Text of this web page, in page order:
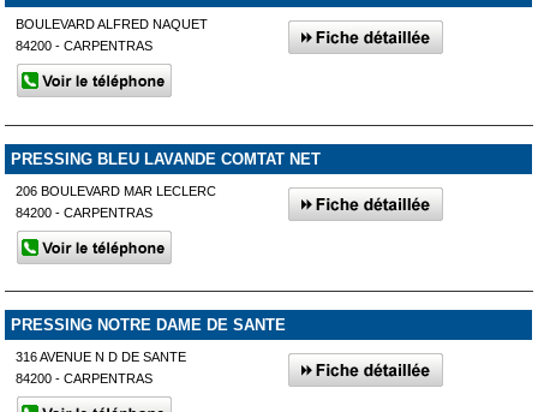
BOULEVARD ALFRED NAQUET
84200 - CARPENTRAS
PRESSING BLEU LAVANDE COMTAT NET
206 BOULEVARD MAR LECLERC
84200 - CARPENTRAS
PRESSING NOTRE DAME DE SANTE
316 AVENUE N D DE SANTE
84200 - CARPENTRAS